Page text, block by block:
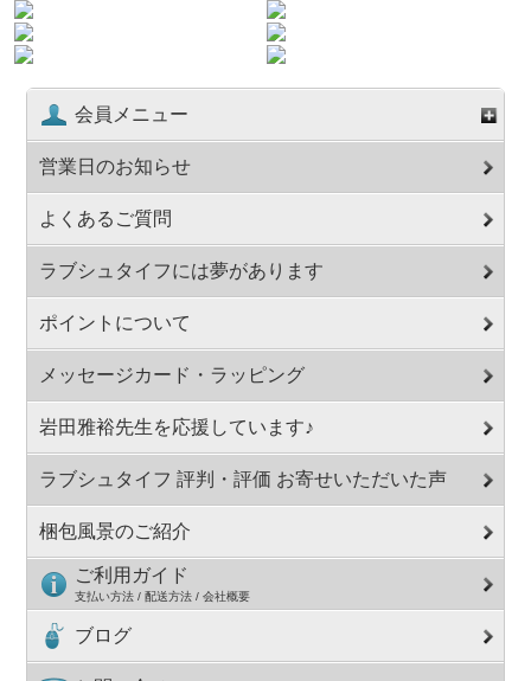
会員メニュー
営業日のお知らせ
よくあるご質問
ラブシュタイフには夢があります
ポイントについて
メッセージカード・ラッピング
岩田雅裕先生を応援しています♪
ラブシュタイフ 評判・評価 お寄せいただいた声
梱包風景のご紹介
ご利用ガイド
支払い方法 / 配送方法 / 会社概要
ブログ